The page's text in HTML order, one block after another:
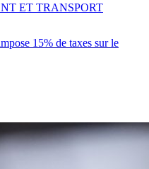
15% de taxes sur le
ET TRANSPORT